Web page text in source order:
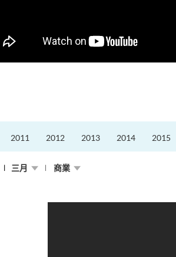
2011 2012 2013 2014 2015
三月 商業